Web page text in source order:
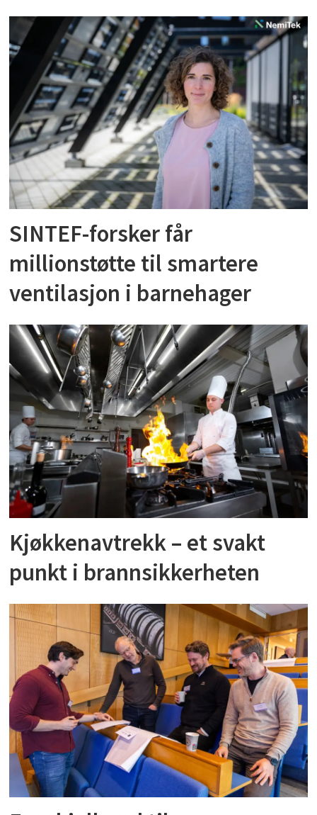
SINTEF-forsker får
millionstøtte til smartere
ventilasjon i barnehager
Kjøkkenavtrekk – et svakt
punkt i brannsikkerheten